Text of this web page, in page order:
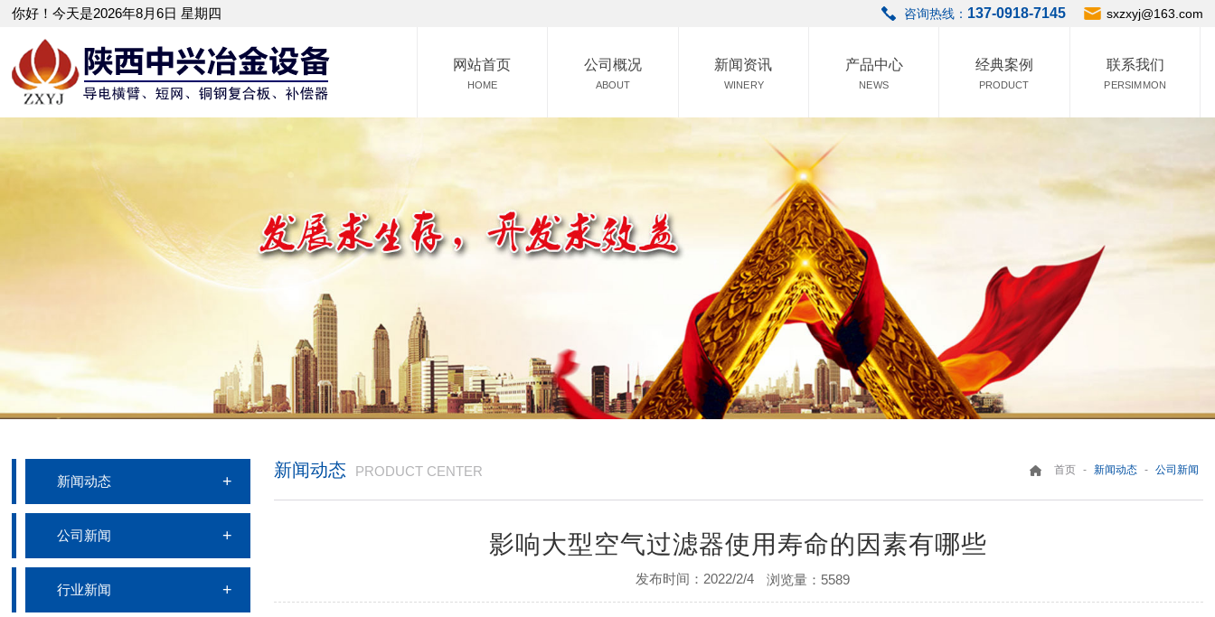
你好！今天是2026年8月6日 星期四 咨询热线： 137-0918-7145 sxzxyj@163.com
网站首页
HOME
公司概况
ABOUT
新闻资讯
WINERY
产品中心
NEWS
经典案例
PRODUCT
联系我们
PERSIMMON
新闻动态
公司新闻
行业新闻
新闻动态 PRODUCT CENTER 首页 - 新闻动态 - 公司新闻
影响大型空气过滤器使用寿命的因素有哪些
发布时间：2022/2/4 浏览量：5589